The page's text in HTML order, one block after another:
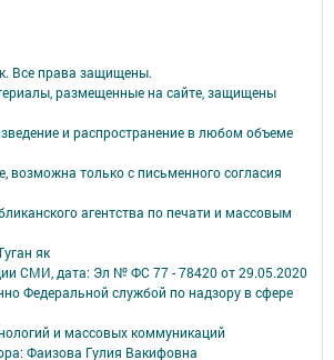
Все права защищены.
размещенные на сайте, защищены
и распространение в любом объеме
возможна только с письменного согласия
агентства по печати и массовым
як
СМИ, дата: Эл № ФС 77 - 78420 от 29.05.2020
Федеральной службой по надзору в сфере
и массовых коммуникаций
Фаизова Гулия Вакифовна